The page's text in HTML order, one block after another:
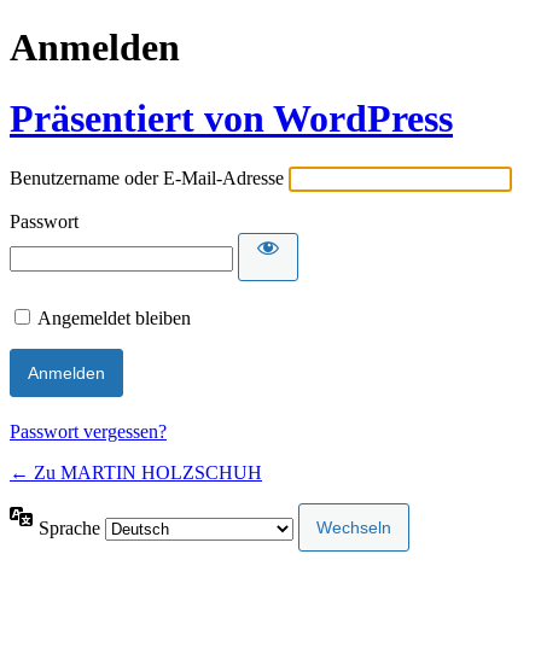
Anmelden
Präsentiert von WordPress
Benutzername oder E-Mail-Adresse
Passwort
Angemeldet bleiben
Passwort vergessen?
← Zu MARTIN HOLZSCHUH
Sprache